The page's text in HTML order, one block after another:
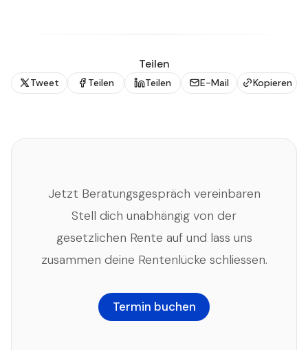
Teilen
Tweet Teilen Teilen E-Mail Kopieren
Jetzt Beratungsgespräch vereinbaren
Stell dich unabhängig von der
gesetzlichen Rente auf und lass uns
zusammen deine Rentenlücke schliessen.
Termin buchen